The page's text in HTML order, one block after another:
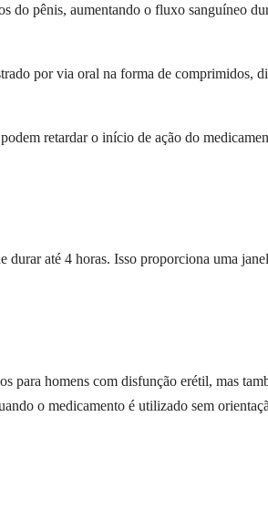
do pênis, aumentando o fluxo sanguíneo
por via oral na forma de comprimidos,
retardar o início de ação do
até 4 horas. Isso proporciona uma
para homens com disfunção erétil, mas
o medicamento é utilizado sem